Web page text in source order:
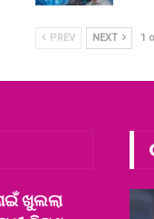
PREV NEXT 1
ଖୁଲଲା